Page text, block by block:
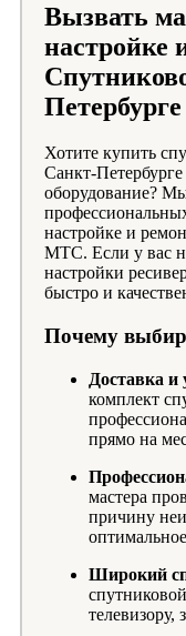
Вызвать
настройке
Петербурге
Хотите купить
Санкт-
оборудование?
настройке и
МТС. Если у вас
настройки
быстро и
Почему
Доставка и
комплект
прямо на
мастера
причину
Широкий
телевизору,